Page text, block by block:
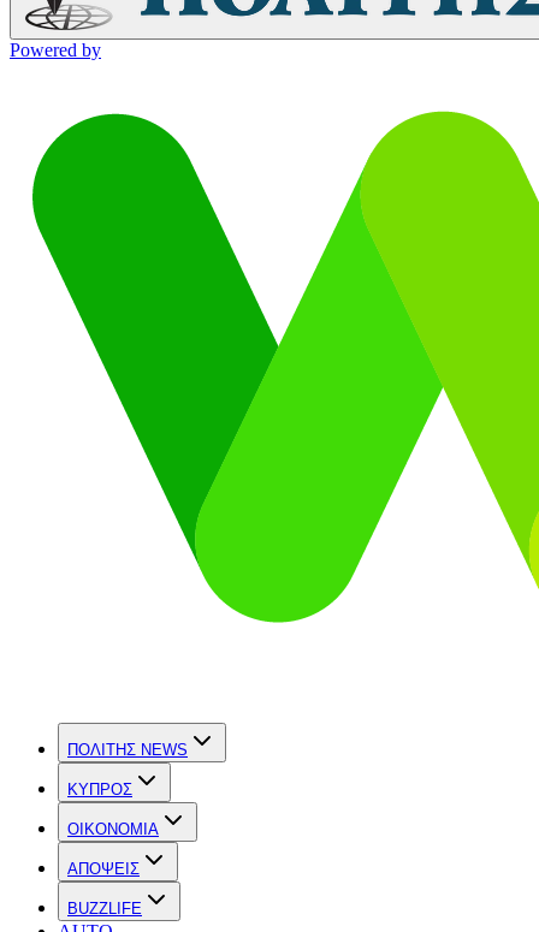
Powered by
ΠΟΛΙΤΗΣ NEWS
ΚΥΠΡΟΣ
OIKONOMIA
ΑΠΟΨΕΙΣ
BUZZLIFE